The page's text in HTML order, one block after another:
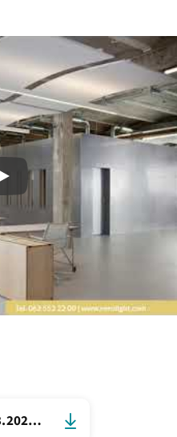
Play
Katalog_Verolight_Elektro Top_10.03.2025.pdf